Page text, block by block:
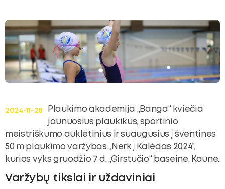
2024-11-28
Plaukimo akademija „Banga“ kviečia
jaunuosius plaukikus, sportinio
meistriškumo auklėtinius ir suaugusius į šventines
50 m plaukimo varžybas „Nerk į Kalėdas 2024“,
kurios vyks gruodžio 7 d. „Girstučio“ baseine, Kaune.
Varžybų tikslai ir uždaviniai